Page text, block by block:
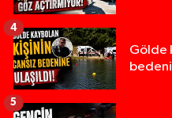
Gölde
4
5